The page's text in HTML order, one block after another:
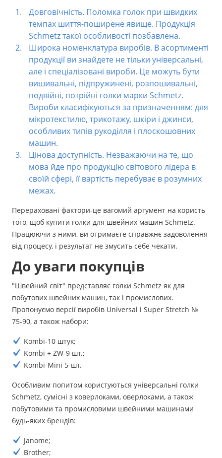
Довговічність. Поломка голок при швидких
темпах шиття-поширене явище. Продукція
Schmetz такої особливості позбавлена.
Широка номенклатура виробів. В асортименті
продукції ви знайдете не тільки універсальні,
але і спеціалізовані вироби. Це можуть бути
вишивальні, підпружинені, розпошивальні,
подвійні, потрійні голки марки Schmetz.
Вироби класифікуються за призначенням: для
мікротекстилю, трикотажу, шкіри і джинси,
особливих типів рукоділля і плоскошовних
машин.
Цінова доступність. Незважаючи на те, що
мова йде про продукцію світового лідера в
своїй сфері, її вартість перебуває в розумних
межах.
Перераховані фактори-це вагомий аргумент на користь
того, щоб купити голки для швейних машин Schmetz.
Працюючи з ними, ви отримаєте справжнє задоволення
від процесу, і результат не змусить себе чекати.
До уваги покупців
"Швейний світ" представляє голки Schmetz як для
побутових швейних машин, так і промислових.
Пропонуємо версії виробів Universal і Super Stretch №
75-90, а також набори:
Kombi-10 штук;
Kombi + ZW-9 шт.;
Kombi-Mini 5-шт.
Особливим попитом користуються універсальні голки
Schmetz, сумісні з коверлоками, оверлоками, а також
побутовими та промисловими швейними машинами
будь-яких брендів:
Janome;
Brother;